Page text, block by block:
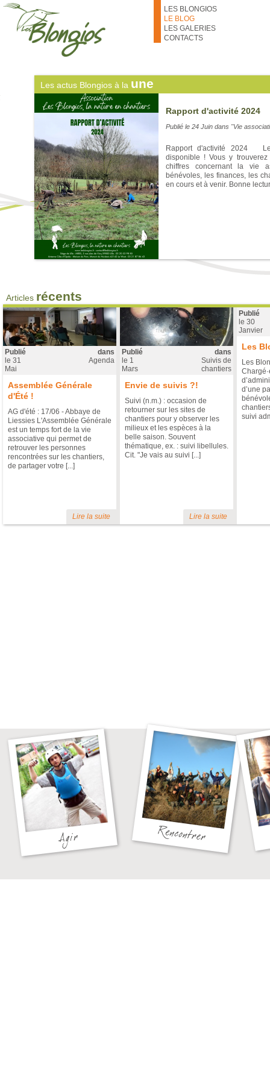
Aller au contenu principal
LES BLONGIOS
LE BLOG
LES GALERIES
CONTACTS
Les actus Blongios à la une
numéros des bénévoles qui
de fil pour s'inscrire ! À très
Rapport d'activité 2024
Publié le 24 Juin dans "Vie
Rapport d'activité 2024
disponible ! Vous y
chiffres concernant la vie
bénévoles, les finances, les
en cours et à venir. Bonne
Rapport d'activité 2023 Il est
les éléments et chiffres de
chantiers de bénévoles,
projets en cours et à venir.
Les Blongios recrutent !
Publié le 11 Décembre
des milieux naturels et
France et ailleurs en France
Articles récents
Publié
le 31
Mai
dans
Agenda
Assemblée Générale
d'Été !
AG d'été : 17/06 - Abbaye de
Liessies L'Assemblée Générale
est un temps fort de la vie
associative qui permet de
retrouver les personnes
rencontrées sur les chantiers,
de partager votre [...]
Lire la suite
Publié
le 1
Mars
dans
Suivis de
chantiers
Envie de suivis ?!
Suivi (n.m.) : occasion de
retourner sur les sites de
chantiers pour y observer les
milieux et les espèces à la
belle saison. Souvent
thématique, ex. : suivi libellules.
Cit. "Je vais au suivi [...]
Lire la suite
Publié
le 30
Janvier
Les
Les
d’une
suivi